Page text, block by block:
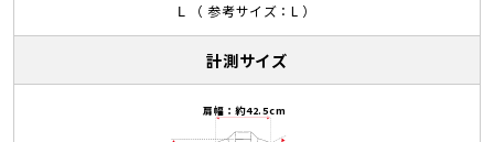
Ⅼ （ 参考サイズ：L ）
計測サイズ
肩幅：約42.5cm